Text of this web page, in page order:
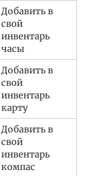
Добавить в
свой
инвентарь
часы
Добавить в
свой
инвентарь
карту
Добавить в
свой
инвентарь
компас